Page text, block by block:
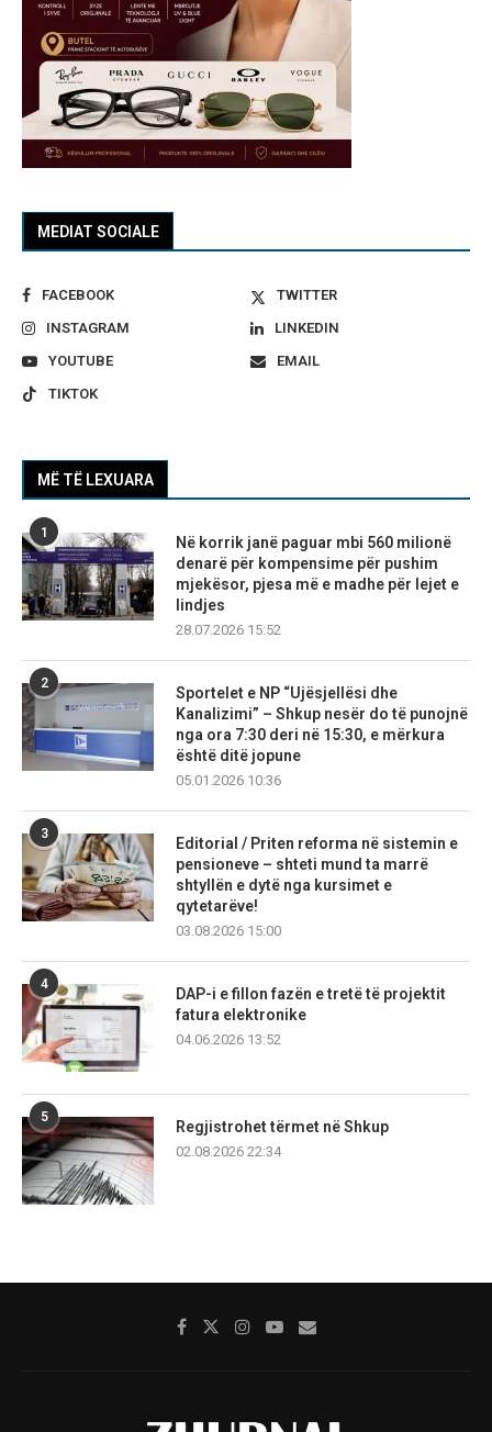
MEDIAT SOCIALE
FACEBOOK
TWITTER
INSTAGRAM
LINKEDIN
YOUTUBE
EMAIL
TIKTOK
MË TË LEXUARA
1
Në korrik janë paguar mbi 560 milionë
denarë për kompensime për pushim
mjekësor, pjesa më e madhe për lejet e
lindjes
28.07.2026 15:52
2
Sportelet e NP “Ujësjellësi dhe
Kanalizimi” – Shkup nesër do të punojnë
nga ora 7:30 deri në 15:30, e mërkura
është ditë jopune
05.01.2026 10:36
3
Editorial / Priten reforma në sistemin e
pensioneve – shteti mund ta marrë
shtyllën e dytë nga kursimet e
qytetarëve!
03.08.2026 15:00
4
DAP-i e fillon fazën e tretë të projektit
fatura elektronike
04.06.2026 13:52
5
Regjistrohet tërmet në Shkup
02.08.2026 22:34